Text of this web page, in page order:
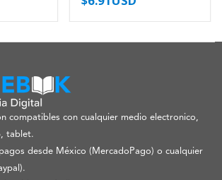
compatibles con cualquier medio electronico,
tablet.
desde México (MercadoPago) o cualquier